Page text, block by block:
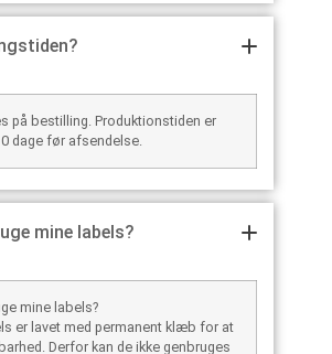
på bestilling. Produktionstiden er
dage før afsendelse.
mine labels?
mine labels?
er lavet med permanent klæb for at
Derfor kan de ikke genbruges